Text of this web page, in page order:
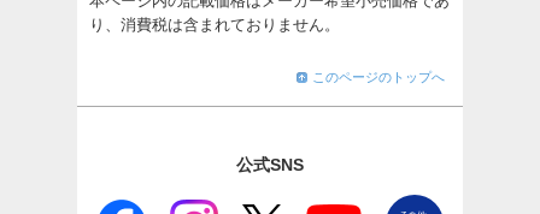
り、消費税は含まれておりません。
このページのトップへ
公式SNS